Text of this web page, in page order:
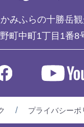
みふらの十勝岳
町中町1丁目1番8
プライバシーポ